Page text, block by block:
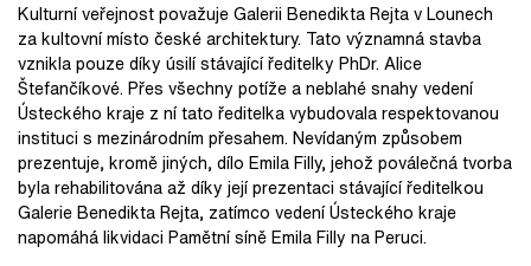
Kulturní veřejnost považuje Galerii Benedikta Rejta v Lounech
za kultovní místo české architektury. Tato významná stavba
vznikla pouze díky úsilí stávající ředitelky PhDr. Alice
Štefančíkové. Přes všechny potíže a neblahé snahy vedení
Ústeckého kraje z ní tato ředitelka vybudovala respektovanou
instituci s mezinárodním přesahem. Nevídaným způsobem
prezentuje, kromě jiných, dílo Emila Filly, jehož poválečná tvorba
byla rehabilitována až díky její prezentaci stávající ředitelkou
Galerie Benedikta Rejta, zatímco vedení Ústeckého kraje
napomáhá likvidaci Pamětní síně Emila Filly na Peruci.